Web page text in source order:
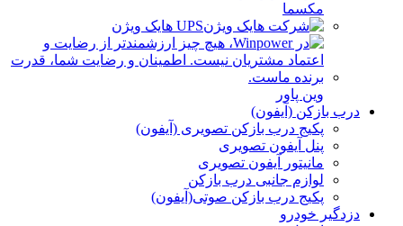
مکسما
UPS هایک ویژن
وین پاور
درب بازکن (آیفون)
پکیج درب بازکن تصویری (آیفون)
پنل آیفون تصویری
مانیتور آیفون تصویری
لوازم جانبی درب بازکن
پکیج درب بازکن صوتی(آیفون)
دزدگیر خودرو